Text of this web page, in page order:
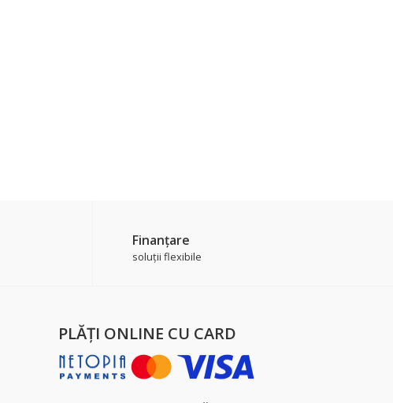
Finanțare
soluții flexibile
PLĂŢI ONLINE CU CARD